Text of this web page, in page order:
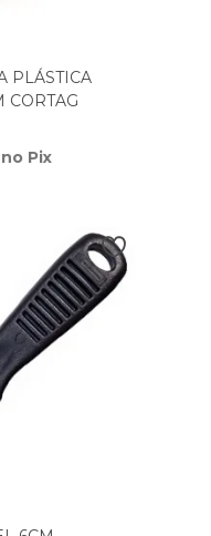
PLÁSTICA
CORTAG
no Pix